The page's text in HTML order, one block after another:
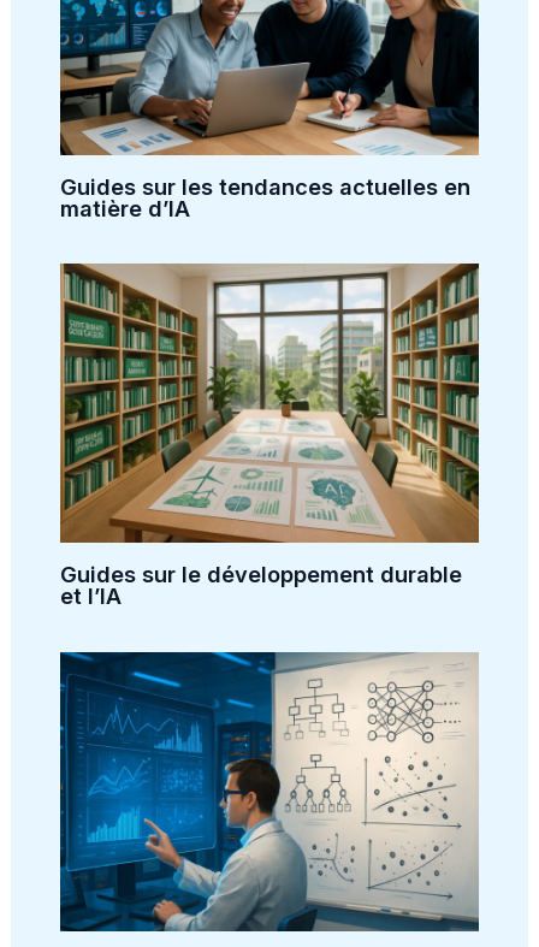
Guides sur les tendances actuelles en
matière d’IA
Guides sur le développement durable
et l’IA